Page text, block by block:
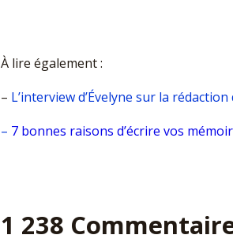
À lire également :
– L’interview d’Évelyne sur la
– 7 bonnes raisons d’écrire vos
1 238